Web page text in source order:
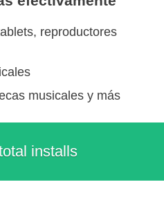
reproductores
musicales y más
installs